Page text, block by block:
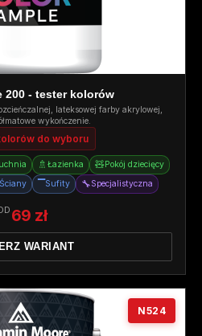
200 - tester kolorów
lateksowej farby akrylowej,
wykończenie.
do wyboru
🚿 Łazienka 🧸Pokój dziecięcy
▔Sufity 🔧Specjalistyczna
69 zł
WARIANT
N524